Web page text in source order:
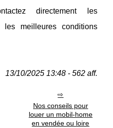
directement les
les meilleures conditions
13/10/2025 13:48 - 562 aff.
Nos conseils pour
louer un mobil-home
en vendée ou loire